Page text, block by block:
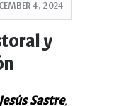
4, 2024
y
Jesús Sastre,